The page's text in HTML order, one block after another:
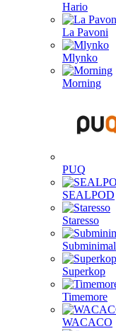
Hario
La Pavoni
Mlynko
Morning
PUQ
SEALPOD
Staresso
Subminimal
Superkop
Timemore
WACACO